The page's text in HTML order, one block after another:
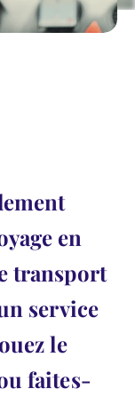
en
transport
service
le
faites-